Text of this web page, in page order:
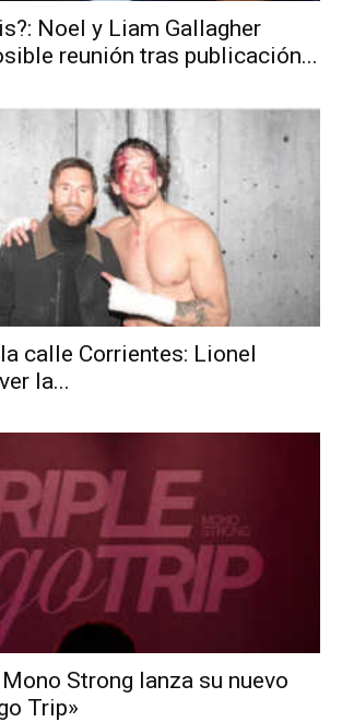
Noel y Liam Gallagher
reunión tras publicación...
calle Corrientes: Lionel
la...
Strong lanza su nuevo
Trip»